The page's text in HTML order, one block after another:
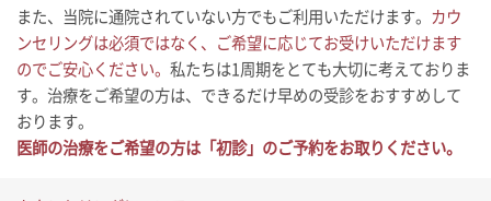
また、当院に通院されていない方でもご利用いただけます。 カウ
ンセリングは必須ではなく、ご希望に応じてお受けいただけます
のでご安心ください。 私たちは1周期をとても大切に考えておりま
す。治療をご希望の方は、できるだけ早めの受診をおすすめして
おります。
医師の治療をご希望の方は「初診」のご予約をお取りください。